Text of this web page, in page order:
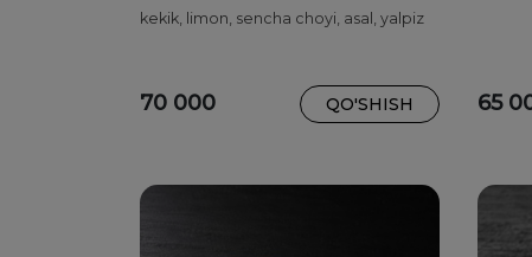
kekik, limon, sencha choyi, asal, yalpiz
70 000 QO'SHISH 65